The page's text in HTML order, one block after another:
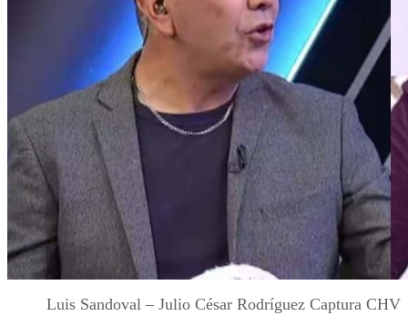
Luis Sandoval – Julio César Rodríguez Captura CHV